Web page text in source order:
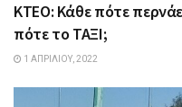
ΚΤΕΟ: Κάθε πότε
πότε το ΤΑΞΙ;
1 ΑΠΡΙΛΊΟΥ, 2022